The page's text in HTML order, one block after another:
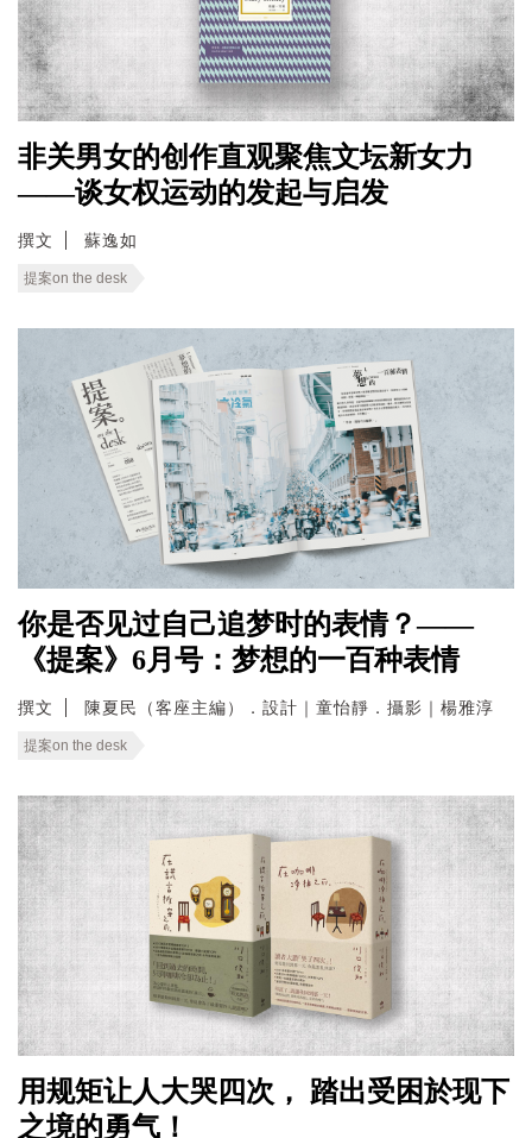
非关男女的创作直观聚焦文坛新女力
——谈女权运动的发起与启发
撰文 蘇逸如
提案on the desk
你是否见过自己追梦时的表情？——
《提案》6月号：梦想的一百种表情
撰文 陳夏民（客座主編）．設計｜童怡靜．攝影｜楊雅淳
提案on the desk
用规矩让人大哭四次， 踏出受困於现下
之境的勇气！